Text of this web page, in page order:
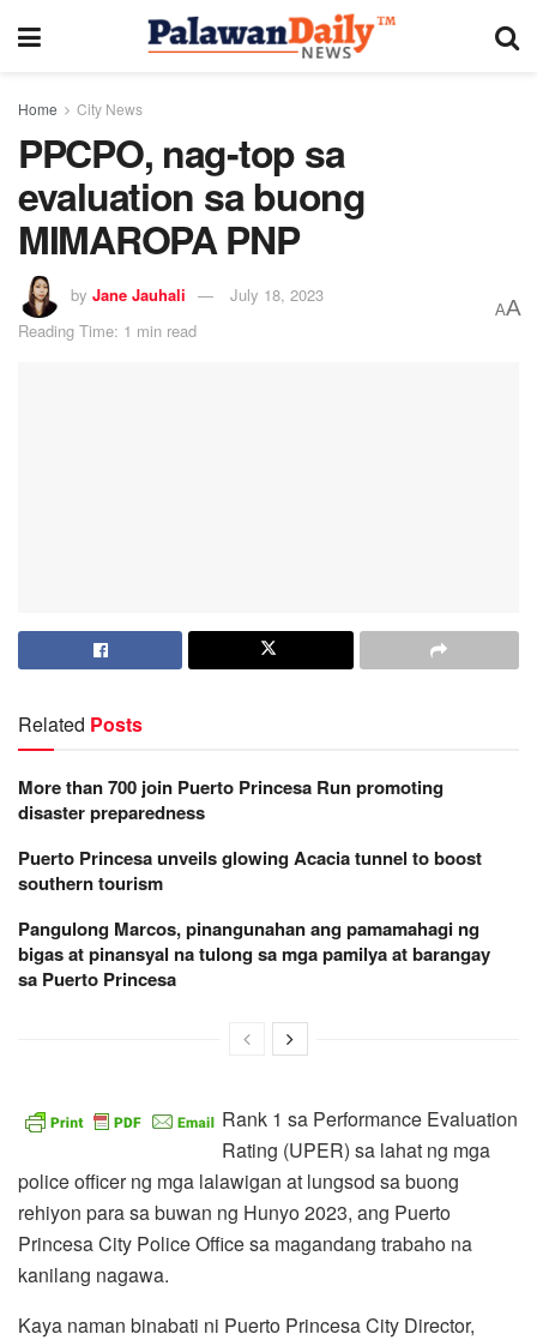
Home City News
PPCPO, nag-top sa
evaluation sa buong
MIMAROPA PNP
by Jane Jauhali
July 18, 2023
Reading Time: 1 min read
AA
Related Posts
More than 700 join Puerto Princesa Run promoting
disaster preparedness
Puerto Princesa unveils glowing Acacia tunnel to boost
southern tourism
Pangulong Marcos, pinangunahan ang pamamahagi ng
bigas at pinansyal na tulong sa mga pamilya at barangay
sa Puerto Princesa
Rank 1 sa Performance Evaluation
Rating (UPER) sa lahat ng mga
police officer ng mga lalawigan at lungsod sa buong
rehiyon para sa buwan ng Hunyo 2023, ang Puerto
Princesa City Police Office sa magandang trabaho na
kanilang nagawa.
Kaya naman binabati ni Puerto Princesa City Director,